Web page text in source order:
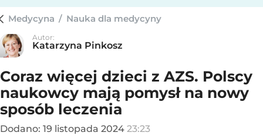
Medycyna / Nauka dla medycyny
Autor:
Katarzyna Pinkosz
Coraz więcej dzieci z AZS. Polscy
naukowcy mają pomysł na nowy
sposób leczenia
Dodano: 19 listopada 2024 23:23